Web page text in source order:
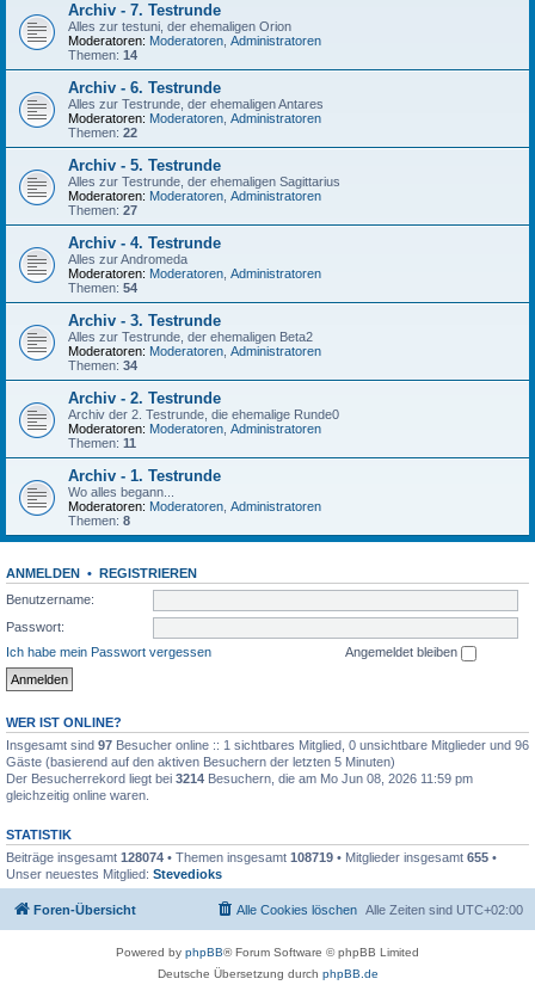
Archiv - 7. Testrunde
Alles zur testuni, der ehemaligen Orion
Moderatoren: Moderatoren Administratoren
Themen: 14
Archiv - 6. Testrunde
Alles zur Testrunde, der ehemaligen Antares
Moderatoren: Moderatoren Administratoren
Themen: 22
Archiv - 5. Testrunde
Alles zur Testrunde, der ehemaligen Sagittarius
Moderatoren: Moderatoren Administratoren
Themen: 27
Archiv - 4. Testrunde
Alles zur Andromeda
Moderatoren: Moderatoren Administratoren
Themen: 54
Archiv - 3. Testrunde
Alles zur Testrunde, der ehemaligen Beta2
Moderatoren: Moderatoren Administratoren
Themen: 34
Archiv - 2. Testrunde
Archiv der 2. Testrunde, die ehemalige Runde0
Moderatoren: Moderatoren Administratoren
Themen: 11
Archiv - 1. Testrunde
Wo alles begann...
Moderatoren: Moderatoren Administratoren
Themen: 8
ANMELDEN • REGISTRIEREN
Benutzername:
Passwort:
Ich habe mein Passwort vergessen
Angemeldet bleiben
WER IST ONLINE?
Insgesamt sind 97 Besucher online :: 1 sichtbares Mitglied, 0 unsichtbare Mitglieder und 96
Gäste (basierend auf den aktiven Besuchern der letzten 5 Minuten)
Der Besucherrekord liegt bei 3214 Besuchern, die am Mo Jun 08, 2026 11:59 pm
gleichzeitig online waren.
STATISTIK
Beiträge insgesamt 128074 • Themen insgesamt 108719 • Mitglieder insgesamt 655 •
Unser neuestes Mitglied: Stevedioks
Foren-Übersicht Alle Zeiten sind UTC+02:00
Alle Cookies löschen
Powered by phpBB® Forum Software © phpBB Limited
Deutsche Übersetzung durch phpBB.de